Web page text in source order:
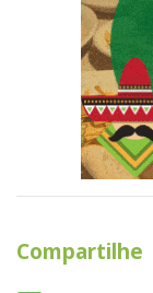
Compartilhe